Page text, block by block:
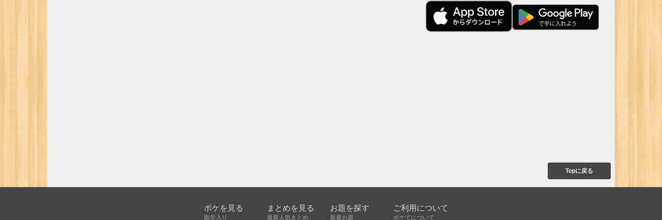
Topに戻る
ボケを見る
殿堂入り
まとめを見る
最新人気まとめ
お題を探す
新着お題
ご利用について
ボケてについて